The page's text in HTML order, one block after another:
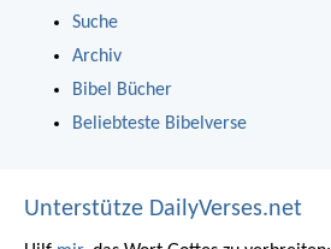
Suche
Archiv
Bibel Bücher
Beliebteste Bibelverse
Unterstütze DailyVerses.net